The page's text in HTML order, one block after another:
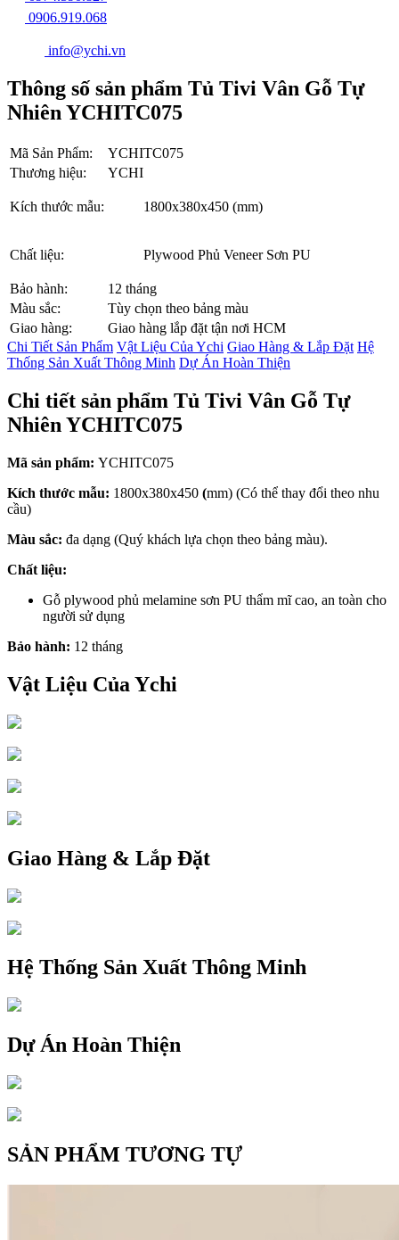
0906.919.068
info@ychi.vn
Thông số sản phẩm Tủ Tivi Vân Gỗ Tự
Nhiên YCHITC075
Mã Sản Phẩm:
YCHITC075
Thương hiệu:
YCHI
Kích thước mẫu: 1800x380x450 (mm)
Chất liệu: Plywood Phủ Veneer Sơn PU
Bảo hành:
12 tháng
Màu sắc:
Tùy chọn theo bảng màu
Giao hàng:
Giao hàng lắp đặt tận nơi HCM
Chi Tiết Sản Phẩm Vật Liệu Của Ychi Giao Hàng & Lắp Đặt Hệ
Thống Sản Xuất Thông Minh Dự Án Hoàn Thiện
Chi tiết sản phẩm Tủ Tivi Vân Gỗ Tự
Nhiên YCHITC075
Mã sản phẩm: YCHITC075
Kích thước mẫu: 1800x380x450 (mm) (Có thể thay đổi theo nhu
cầu)
Màu sắc: đa dạng (Quý khách lựa chọn theo bảng màu).
Chất liệu:
Gỗ plywood phủ melamine sơn PU thẩm mĩ cao, an toàn cho
người sử dụng
Bảo hành: 12 tháng
Vật Liệu Của Ychi
Giao Hàng & Lắp Đặt
Hệ Thống Sản Xuất Thông Minh
Dự Án Hoàn Thiện
SẢN PHẨM TƯƠNG TỰ